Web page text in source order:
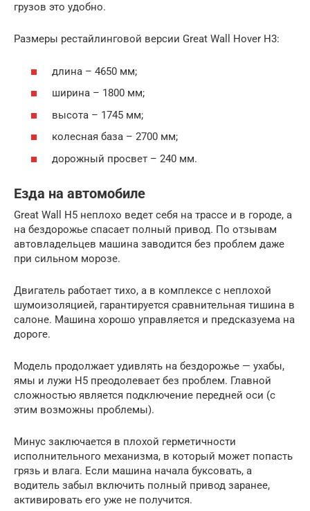
грузов это удобно.
Размеры рестайлинговой версии Great Wall Hover H3:
длина – 4650 мм;
ширина – 1800 мм;
высота – 1745 мм;
колесная база – 2700 мм;
дорожный просвет – 240 мм.
Езда на автомобиле
Great Wall H5 неплохо ведет себя на трассе и в городе, а
на бездорожье спасает полный привод. По отзывам
автовладельцев машина заводится без проблем даже
при сильном морозе.
Двигатель работает тихо, а в комплексе с неплохой
шумоизоляцией, гарантируется сравнительная тишина в
салоне. Машина хорошо управляется и предсказуема на
дороге.
Модель продолжает удивлять на бездорожье — ухабы,
ямы и лужи H5 преодолевает без проблем. Главной
сложностью является подключение передней оси (с
этим возможны проблемы).
Минус заключается в плохой герметичности
исполнительного механизма, в который может попасть
грязь и влага. Если машина начала буксовать, а
водитель забыл включить полный привод заранее,
активировать его уже не получится.